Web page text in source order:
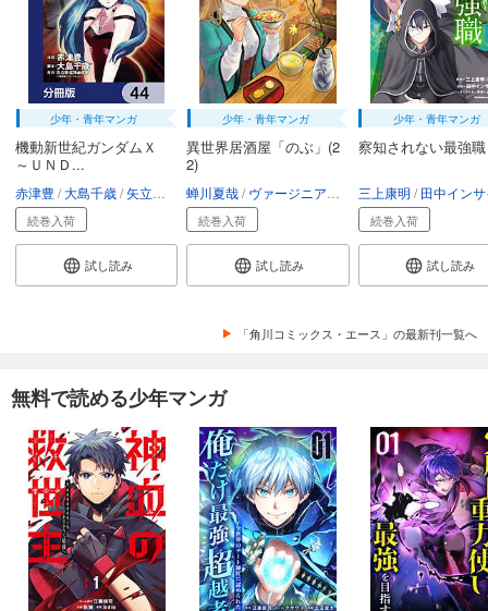
少年・青年マンガ
機動新世紀ガンダムＸ
～ＵＮＤ...
赤津豊 大島千歳 矢立肇・富野由悠季
続巻入荷
試し読み
少年・青年マンガ
異世界居酒屋「のぶ」(2
2)
蝉川夏哉 ヴァージニア二等兵 転
続巻入荷
試し読み
少年・青年マンガ
察知されない最強
三上康明 田中インサイ
続巻入荷
試し読み
「角川コミックス・エース」の最新刊一覧へ
無料で読める少年マンガ